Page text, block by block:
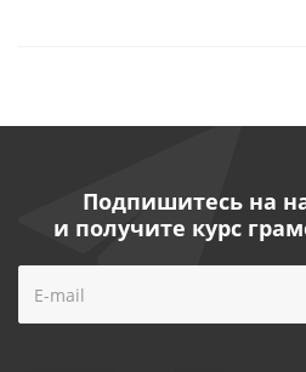
Подпишитесь на
и получите курс